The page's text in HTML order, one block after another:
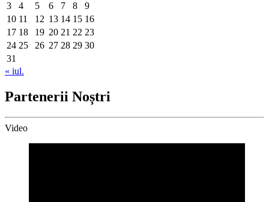
3
4 5 6 7 8
9
10 11 12 13 14 15 16
17 18 19 20 21 22 23
24 25 26 27 28 29 30
31
« iul.
Partenerii Noștri
Video